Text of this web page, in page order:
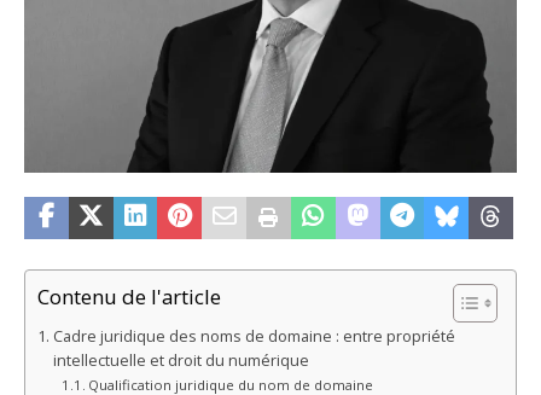
Contenu de l'article
Cadre juridique des noms de domaine : entre propriété
intellectuelle et droit du numérique
Qualification juridique du nom de domaine